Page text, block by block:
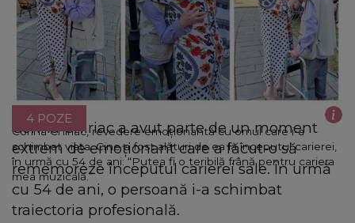
Corina Chiriac, revedere emoționantă cu omul care i-a
schimbat viața. Cine a fost alături de ea la începutul carierei,
în urmă cu 54 de ani: “Putea fi o teribilă frână pentru cariera
mea muzicală.”
4 POZE
Corina Chiriac a avut parte de un moment
extrem de emoționant care a făcut-o să
rememoreze începutul carierei sale. În urmă
cu 54 de ani, o persoană i-a schimbat
traiectoria profesională.